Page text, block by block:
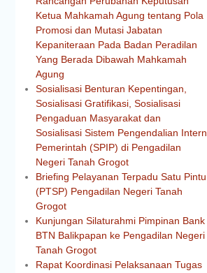
Ketua Mahkamah Agung tentang Pola
Promosi dan Mutasi Jabatan
Kepaniteraan Pada Badan Peradilan
Yang Berada Dibawah Mahkamah
Agung
Sosialisasi Benturan Kepentingan,
Sosialisasi Gratifikasi, Sosialisasi
Pengaduan Masyarakat dan
Sosialisasi Sistem Pengendalian Intern
Pemerintah (SPIP) di Pengadilan
Negeri Tanah Grogot
Briefing Pelayanan Terpadu Satu Pintu
(PTSP) Pengadilan Negeri Tanah
Grogot
Kunjungan Silaturahmi Pimpinan Bank
BTN Balikpapan ke Pengadilan Negeri
Tanah Grogot
Rapat Koordinasi Pelaksanaan Tugas